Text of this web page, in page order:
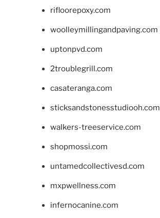
rifloorepoxy.com
woolleymillingandpaving.com
uptonpvd.com
2troublegrill.com
casateranga.com
sticksandstonesstudiooh.com
walkers-treeservice.com
shopmossi.com
untamedcollectivesd.com
mxpwellness.com
infernocanine.com